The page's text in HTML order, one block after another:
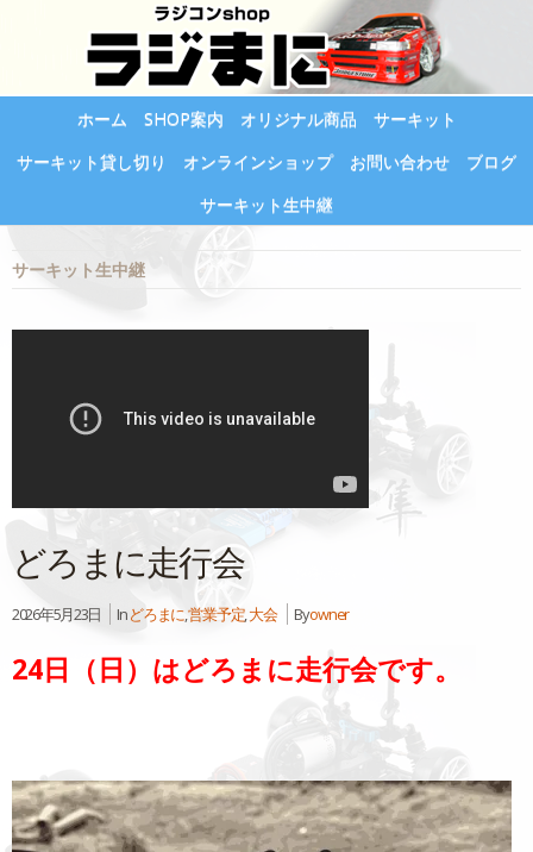
ホーム SHOP案内 オリジナル商品
サーキット
サーキット貸し切り
オンラインショップ お問い合わせ
ブログ
サーキット生中継
サーキット生中継
どろまに走行会
2026年5月23日 Inどろまに,営業予定,大会 Byowner
24日（日）はどろまに走行会です。